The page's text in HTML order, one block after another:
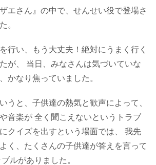
エさん』の中で、せんせい役で登場さ
。
行い、もう大丈夫！絶対にうまく行く
が、 当日、みなさんは気づいていな
かなり焦っていました。
うと、子供達の熱気と歓声によって、
音楽が 全く聞こえないというトラブ
クイズを出すという場面では、 我先
く、たくさんの子供達が答えを言って
ルがありました。